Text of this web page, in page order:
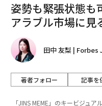
姿勢も緊張状態も
アラブル市場に見
田中 友梨 | Forbes
著者フォロー 記事を
「JINS MEME」のキービジュ